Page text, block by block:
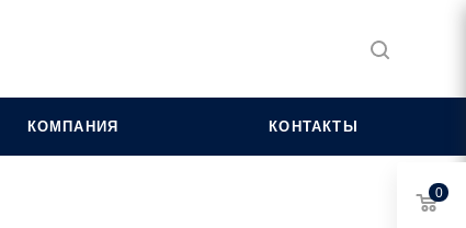
КОМПАНИЯ КОНТАКТЫ
0